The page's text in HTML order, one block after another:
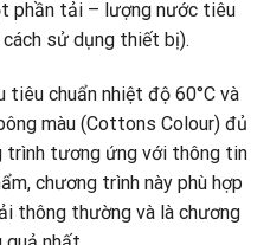
phần tải – lượng nước tiêu
sử dụng thiết bị).
chuẩn nhiệt độ 60°C và
màu (Cottons Colour) đủ
trình tương ứng với thông tin
chương trình này phù hợp
thông thường và là chương